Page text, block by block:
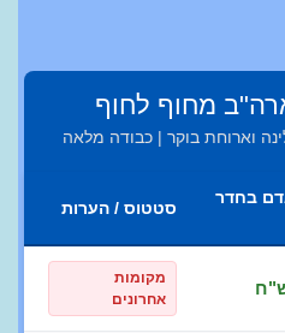
מחוף לחוף
בחדר
סטטוס / הערות
מקומות
אחרונים